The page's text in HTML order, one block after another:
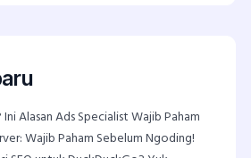
Alasan Ads Specialist Wajib Paham
Wajib Paham Sebelum Ngoding!